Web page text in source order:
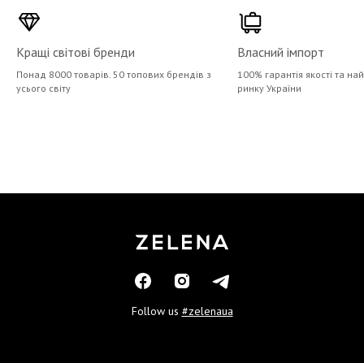
Кращі світові бренди
Понад 8000 товарів. 50 топових брендів з
усього світу
Власний імпорт
100% гарантія якості та
ринку України
Follow us #zelenaua